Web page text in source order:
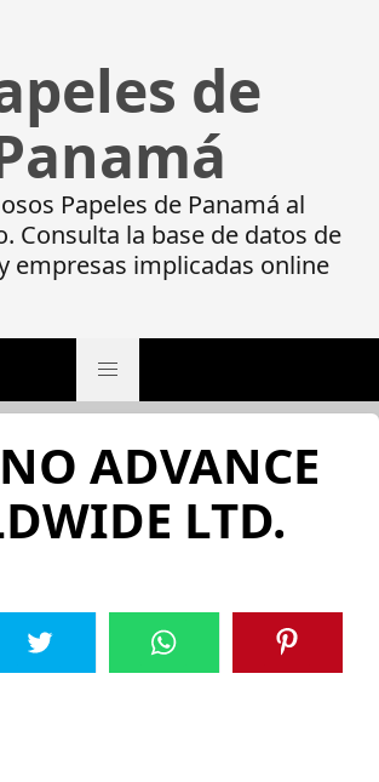
de
Papeles de Panamá al
Consulta la base de datos de
empresas implicadas online
ADVANCE
LTD.